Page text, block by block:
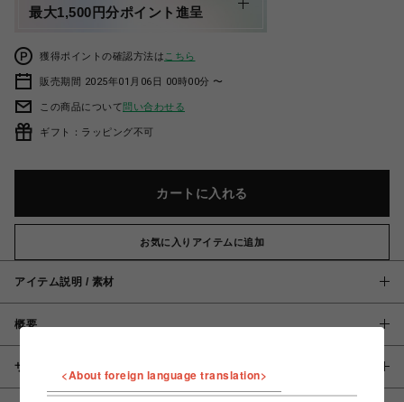
最大1,500円分ポイント進呈
獲得ポイントの確認方法は こちら
販売期間 2025年01月06日 00時00分 〜
この商品について問い合わせる
ギフト：ラッピング不可
カートに入れる
お気に入りアイテムに追加
アイテム説明 / 素材
概要
サイズ <About foreign language translation>